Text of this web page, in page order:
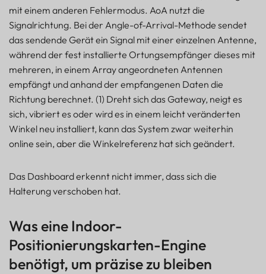
mit einem anderen Fehlermodus. AoA nutzt die
Signalrichtung. Bei der Angle-of-Arrival-Methode sendet
das sendende Gerät ein Signal mit einer einzelnen Antenne,
während der fest installierte Ortungsempfänger dieses mit
mehreren, in einem Array angeordneten Antennen
empfängt und anhand der empfangenen Daten die
Richtung berechnet. (1) Dreht sich das Gateway, neigt es
sich, vibriert es oder wird es in einem leicht veränderten
Winkel neu installiert, kann das System zwar weiterhin
online sein, aber die Winkelreferenz hat sich geändert.
Das Dashboard erkennt nicht immer, dass sich die
Halterung verschoben hat.
Was eine Indoor-
Positionierungskarten-Engine
benötigt, um präzise zu bleiben